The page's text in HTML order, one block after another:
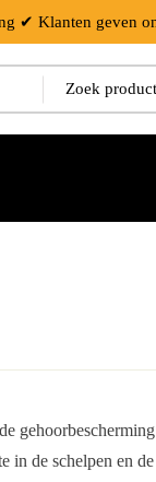
✔ Klanten geven
de schelpen en